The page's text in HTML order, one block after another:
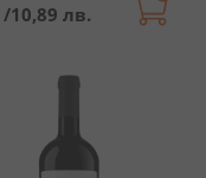
/10,89 лв.